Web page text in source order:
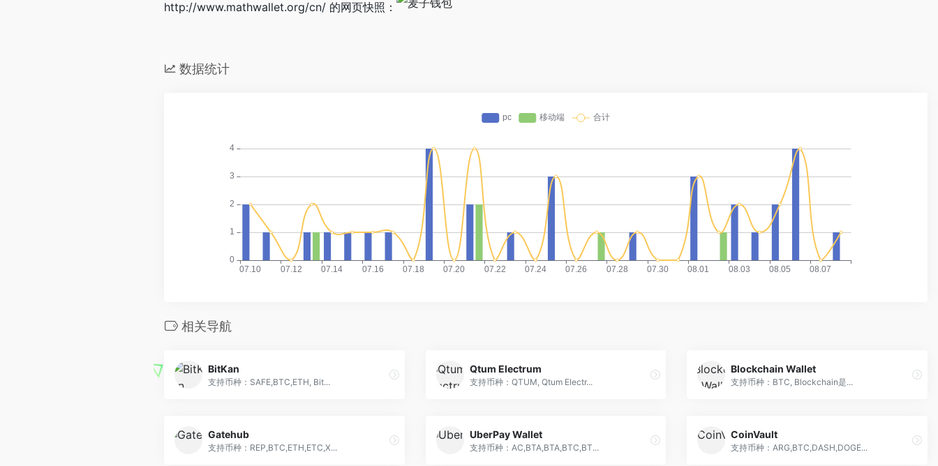
http://www.mathwallet.org/cn/ 的网页快照：
数据统计
相关导航
BitKan
支持币种：SAFE,BTC,ETH, Bit...
Qtum Electrum
支持币种：QTUM, Qtum Electr...
Blockchain Wallet
支持币种：BTC, Blockchain是...
Gatehub
支持币种：REP,BTC,ETH,ETC,X...
UberPay Wallet
支持币种：AC,BTA,BTA,BTC,BT...
CoinVault
支持币种：ARG,BTC,DASH,DOGE...